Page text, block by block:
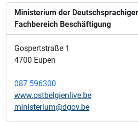
Ministerium der
Fachbereich Beschäftigung
Gospertstraße 1
4700 Eupen
087 596300
www.ostbelgienlive.be
ministerium@dgov.be